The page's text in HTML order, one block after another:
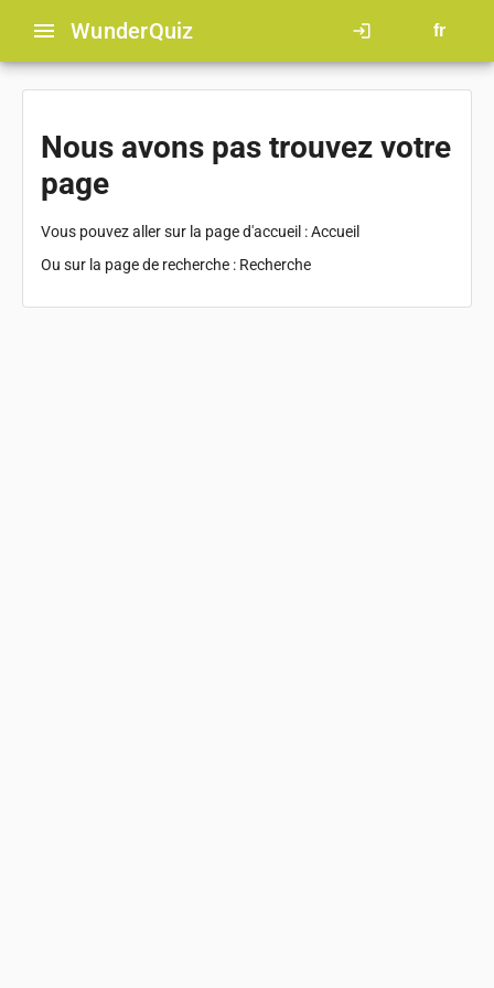
menu WunderQuiz login fr
Nous avons pas trouvez votre
page
Vous pouvez aller sur la page d'accueil :Accueil
Ou sur la page de recherche : Recherche